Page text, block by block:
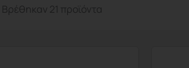
Βρέθηκαν 21 προϊόντα